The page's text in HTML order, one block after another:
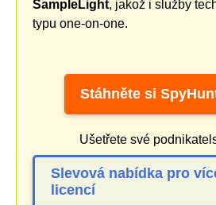
SampleLight, jakož i služby
typu one-on-one.
Stáhněte si
Ušetřete své
Slevová nabídka pro
licencí